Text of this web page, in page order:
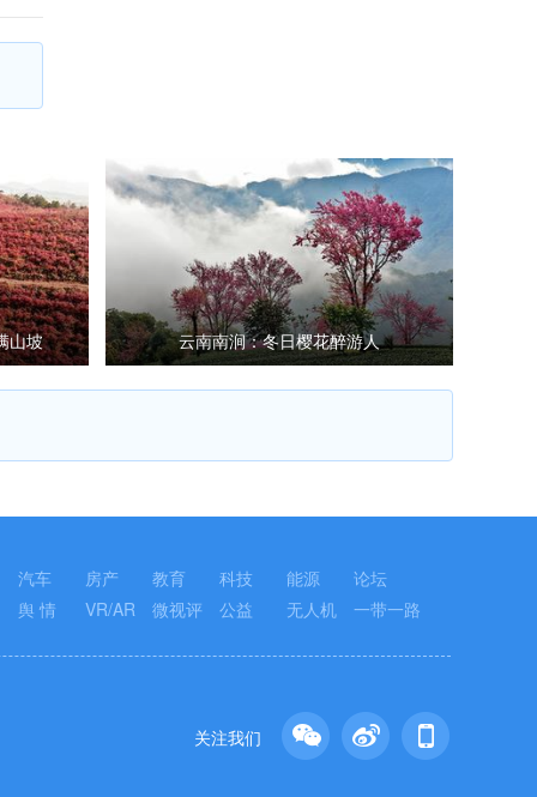
山坡 云南南涧：冬日樱花醉游人
汽车 房产 教育 科技 能源
论坛
舆 情
VR/AR 微视评 公益 无人机 一带一路
关注我们